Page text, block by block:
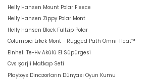
Helly Hansen Mount Polar Fleece
Helly Hansen Zippy Polar Mont
Helly Hansen Block Fullzip Polar
Columbia Erkek Mont - Rugged Path Omni-Heat™
Einhell Te-Hv Akülü El Süpürgesi
Cvs Şarjli Matkap Seti
Playtoys Dinazorların Dünyası Oyun Kumu